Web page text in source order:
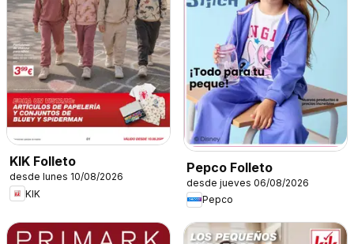
KIK Folleto
desde lunes 10/08/2026
KIK
Pepco Folleto
desde jueves 06/08/2026
Pepco